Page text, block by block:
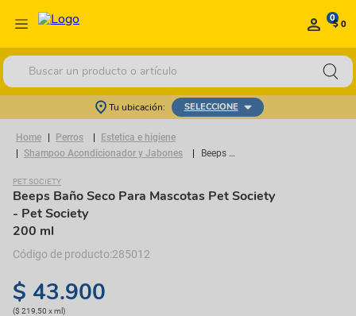
0$ 0
Buscar un producto o artículo
Tu ubicación: SELECCIONE
Perros
Estetica e higiene
Shampoo Acondicionador y Jabones
Beeps Baño Seco Para Mascotas Pet Society
PET SOCIETY
Beeps Baño Seco Para Mascotas Pet Society
- Pet Society
200 ml
285012
$ 43.900
($ 219,50 xml )